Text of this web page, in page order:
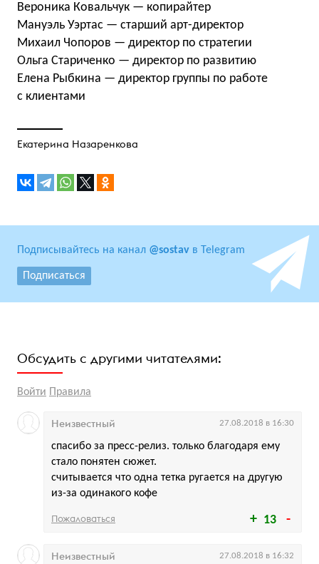
Вероника Ковальчук — копирайтер
Мануэль Уэртас — старший арт-директор
Михаил Чопоров — директор по стратегии
Ольга Стариченко — директор по развитию
Елена Рыбкина — директор группы по работе
с клиентами
Екатерина Назаренкова
Подписывайтесь на канал @sostav в Telegram
Подписаться
Обсудить с другими читателями:
Войти Правила
13
спасибо за пресс-релиз. только благодаря ему
стало понятен сюжет.
считывается что одна тетка ругается на другую
из-за одинакого кофе
Неизвестный 27.08.2018 в 16:30
Пожаловаться
Неизвестный 27.08.2018 в 16:32